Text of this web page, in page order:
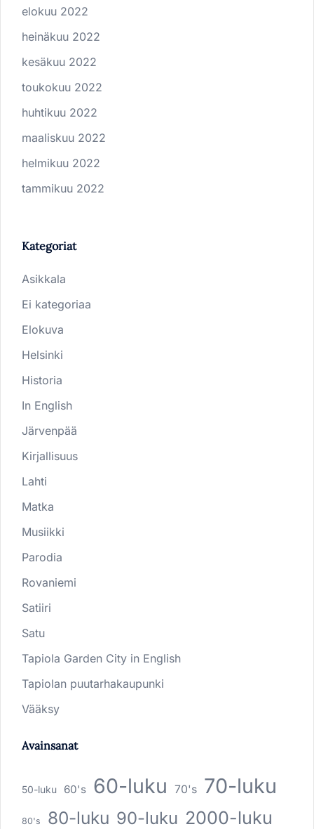
elokuu 2022
heinäkuu 2022
kesäkuu 2022
toukokuu 2022
huhtikuu 2022
maaliskuu 2022
helmikuu 2022
tammikuu 2022
Kategoriat
Asikkala
Ei kategoriaa
Elokuva
Helsinki
Historia
In English
Järvenpää
Kirjallisuus
Lahti
Matka
Musiikki
Parodia
Rovaniemi
Satiiri
Satu
Tapiola Garden City in English
Tapiolan puutarhakaupunki
Vääksy
Avainsanat
50-luku 60's 60-luku 70's 70-luku
80's 80-luku 90-luku 2000-luku